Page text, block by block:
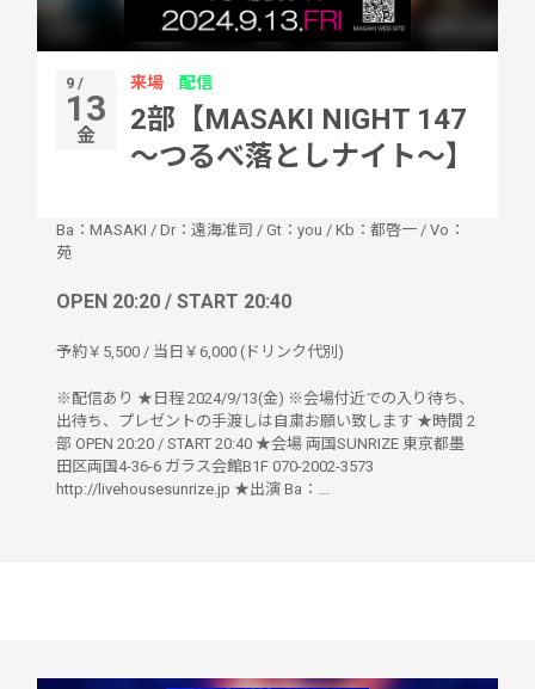
9 /
13
金
来場 配信
2部【MASAKI NIGHT 147
～つるべ落としナイト～】
Ba：MASAKI / Dr：遠海准司 / Gt：you / Kb：都啓一 / Vo：
苑
OPEN 20:20 / START 20:40
予約￥5,500 / 当日￥6,000 (ドリンク代別)
※配信あり ★日程 2024/9/13(金) ※会場付近での入り待ち、
出待ち、プレゼントの手渡しは自粛お願い致します ★時間 2
部 OPEN 20:20 / START 20:40 ★会場 両国SUNRIZE 東京都墨
田区両国4-36-6 ガラス会館B1F 070-2002-3573
http://livehousesunrize.jp ★出演 Ba：...